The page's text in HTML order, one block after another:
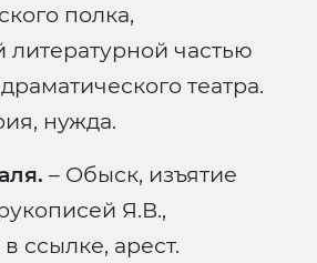
полка,
частью
театра.
нужда.
– Обыск, изъятие
Я.В.,
ссылке, арест.